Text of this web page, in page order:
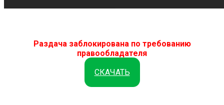
Раздача заблокирована по требованию
правообладателя
СКАЧАТЬ